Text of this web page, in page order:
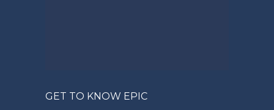
GET TO KNOW EPIC